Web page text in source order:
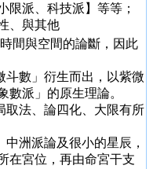
限派、科技派】等等；
、與其他
間與空間的論斷，因此
斗數」衍生而出，以紫微
數派」的原生理論。
取法、論四化、大限有所
洲派論及很小的星辰，
在宮位，再由命宮干支